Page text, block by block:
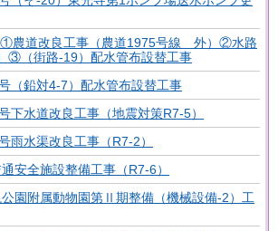
①農道改良工事（農道1975号線 外）②水路
③（街路-19）配水管布設替工事
（鉛対4-7）配水管布設替工事
下水道改良工事（地震対策R7-5）
雨水渠改良工事（R7-2）
安全施設整備工事（R7-6）
公園附属動物園第Ⅱ期整備（機械設備-2）工